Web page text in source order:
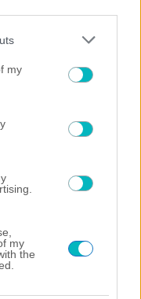
one or more Google
You may click to
third-party tags to
in below Google
my
my
the
for fourth day
fourth day